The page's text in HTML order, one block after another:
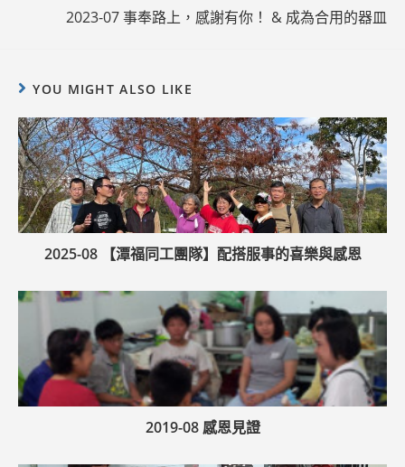
2023-07 事奉路上，感謝有你！ & 成為合用的器皿
YOU MIGHT ALSO LIKE
2025-08 【潭福同工團隊】配搭服事的喜樂與感恩
2019-08 感恩見證